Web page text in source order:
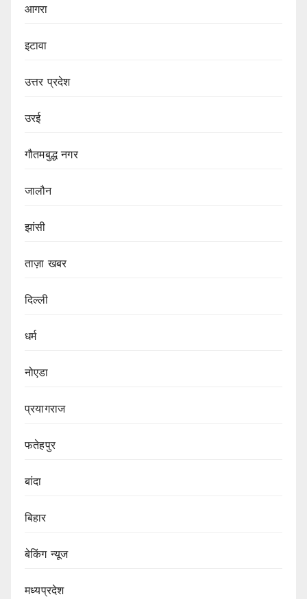
आगरा
इटावा
उत्तर प्रदेश
उरई
गौतमबुद्ध नगर
जालौन
झांसी
ताज़ा खबर
दिल्ली
धर्म
नोएडा
प्रयागराज
फतेहपुर
बांदा
बिहार
बेकिंग न्यूज
मध्यप्रदेश